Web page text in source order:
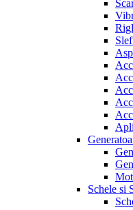
Schele si